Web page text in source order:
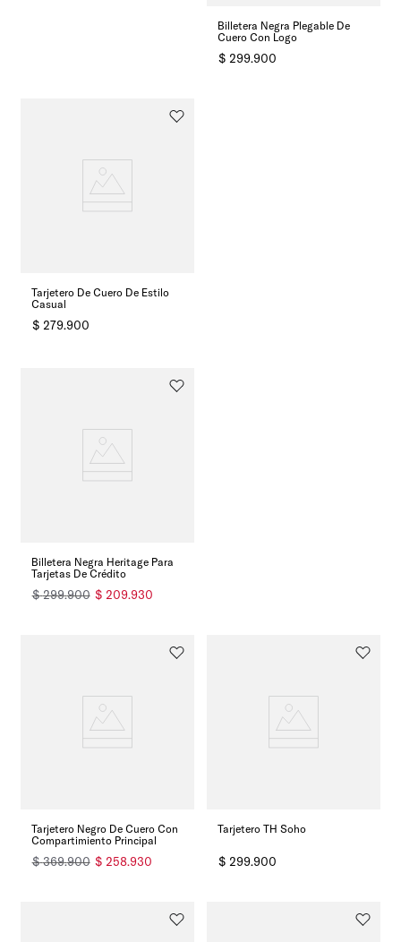
Billetera Negra Plegable De
Cuero Con Logo
$ 299.900
Tarjetero De Cuero De Estilo
Casual
$ 279.900
Billetera Negra Heritage Para
Tarjetas De Crédito
$ 209.930
$299.900
Tarjetero Negro De Cuero Con
Compartimiento Principal
$ 258.930
$369.900
Tarjetero TH Soho
$ 299.900